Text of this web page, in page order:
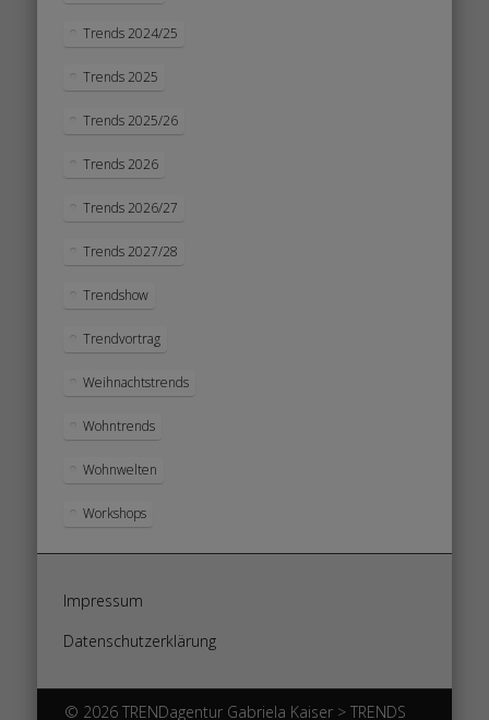
Trends 2024/25
Trends 2025
Trends 2025/26
Trends 2026
Trends 2026/27
Trends 2027/28
Trendshow
Trendvortrag
Weihnachtstrends
Wohntrends
Wohnwelten
Workshops
Impressum
Datenschutzerklärung
© 2026 TRENDagentur Gabriela Kaiser > TRENDS